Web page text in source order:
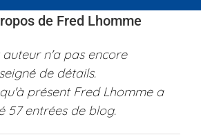
de Fred Lhomme
auteur n'a pas encore
de détails.
présent Fred Lhomme a
57 entrées de blog.